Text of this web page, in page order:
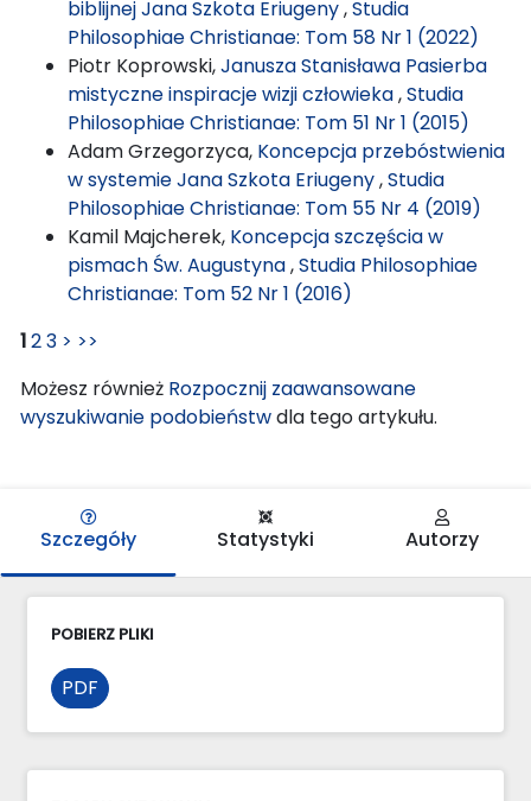
biblijnej Jana Szkota Eriugeny,Studia
Philosophiae Christianae: Tom 58 Nr 1 (2022)
Piotr Koprowski,Janusza Stanisława Pasierba
mistyczne inspiracje wizji człowieka,Studia
Philosophiae Christianae: Tom 51 Nr 1 (2015)
Adam Grzegorzyca, Koncepcja przebóstwienia
w systemie Jana Szkota Eriugeny,Studia
Philosophiae Christianae: Tom 55 Nr 4 (2019)
Kamil Majcherek, Koncepcja szczęścia w
pismach Św. Augustyna,Studia Philosophiae
Christianae: Tom 52 Nr 1 (2016)
123 > >>
Możesz również Rozpocznij zaawansowane
wyszukiwanie podobieństwdla tego artykułu.
Szczegóły Statystyki Autorzy
POBIERZ PLIKI
PDF